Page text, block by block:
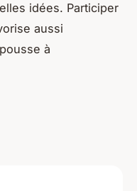
idées. Participer
aussi
à